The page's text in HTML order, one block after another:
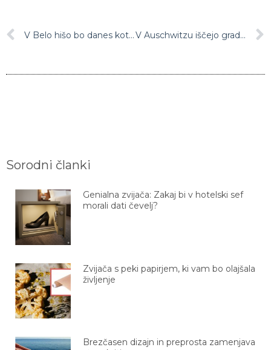
V Belo hišo bo danes kot novi podpredsednik ZDA stopil Mike Pence V Auschwitzu iščejo gradivo, povezano z osebjem taborišča
Sorodni članki
Genialna zvijača: Zakaj bi v hotelski sef
morali dati čevelj?
Zvijača s peki papirjem, ki vam bo olajšala
življenje
Brezčasen dizajn in preprosta zamenjava